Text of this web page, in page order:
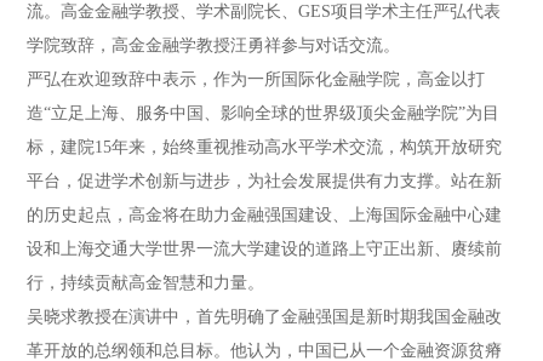
流。高金金融学教授、学术副院长、GES项目学术主任严弘代表
学院致辞，高金金融学教授汪勇祥参与对话交流。
严弘在欢迎致辞中表示，作为一所国际化金融学院，高金以打
造“立足上海、服务中国、影响全球的世界级顶尖金融学院”为目
标，建院15年来，始终重视推动高水平学术交流，构筑开放研究
平台，促进学术创新与进步，为社会发展提供有力支撑。站在新
的历史起点，高金将在助力金融强国建设、上海国际金融中心建
设和上海交通大学世界一流大学建设的道路上守正出新、赓续前
行，持续贡献高金智慧和力量。
吴晓求教授在演讲中，首先明确了金融强国是新时期我国金融改
革开放的总纲领和总目标。他认为，中国已从一个金融资源贫瘠